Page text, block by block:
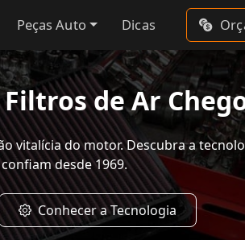
Peças Auto Dicas
de Ar
vitalícia do motor. Descubra a
desde 1969.
Conhecer a Tecnologia